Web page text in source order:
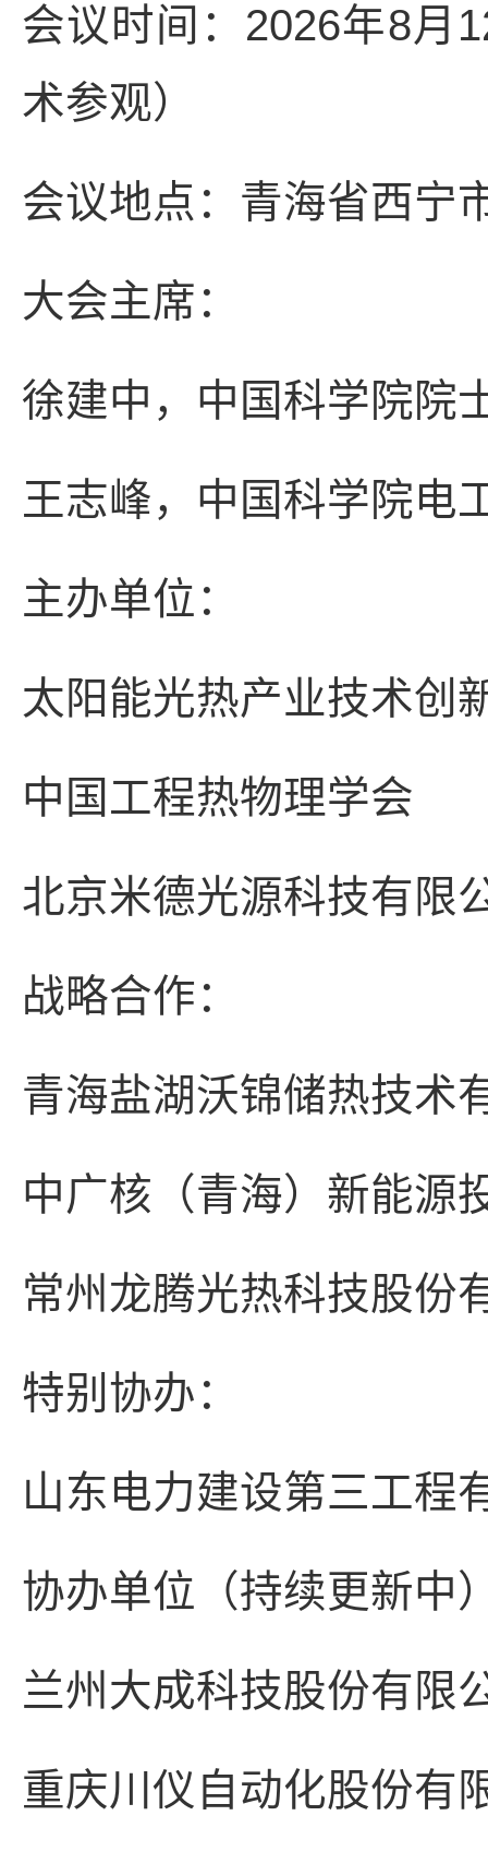
会议时间：2026年8月
术参观）
会议地点：青海省西宁
大会主席：
徐建中，中国科学院院
王志峰，中国科学院电
主办单位：
太阳能光热产业技术创
中国工程热物理学会
北京米德光源科技有限
战略合作：
青海盐湖沃锦储热技术
中广核（青海）新
常州龙腾光热科技股份
特别协办：
山东电力建设第三工程
协办单位（持续更新中
兰州大成科技股份有限
重庆川仪自动化股份有